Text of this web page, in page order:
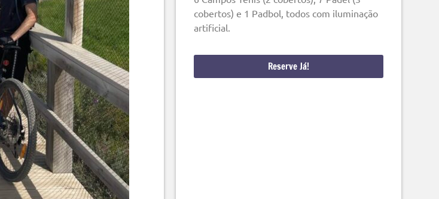
cobertos) e 1 Padbol, todos com iluminação
artificial.
Reserve Já!